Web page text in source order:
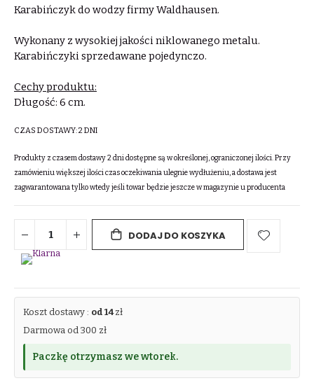
Karabińczyk do wodzy firmy Waldhausen.
Wykonany z wysokiej jakości niklowanego metalu.
Karabińczyki sprzedawane pojedynczo.
Cechy produktu:
Długość: 6 cm.
CZAS DOSTAWY:2 DNI
Produkty z czasem dostawy 2 dni dostępne są w określonej, ograniczonej ilości. Przy
zamówieniu większej ilości czas oczekiwania ulegnie wydłużeniu, a dostawa jest
zagwarantowana tylko wtedy jeśli towar będzie jeszcze w magazynie u producenta
DODAJ DO KOSZYKA
Koszt dostawy : od 14zł
Darmowa od 300 zł
Paczkę otrzymasz we wtorek.